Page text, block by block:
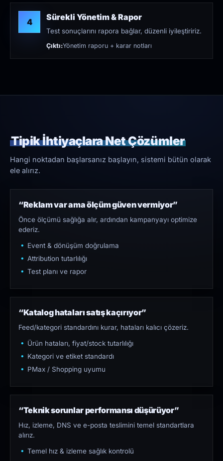
4 Sürekli Yönetim & Rapor
Test sonuçlarını rapora bağlar, düzenli iyileştiririz.
Çıktı:Yönetim raporu + karar notları
Tipik İhtiyaçlara Net Çözümler
Hangi noktadan başlarsanız başlayın, sistemi bütün olarak
ele alırız.
“Reklam var ama ölçüm güven vermiyor”
Önce ölçümü sağlığa alır, ardından kampanyayı optimize
ederiz.
Event & dönüşüm doğrulama
Attribution tutarlılığı
Test planı ve rapor
“Katalog hataları satış kaçırıyor”
Feed/kategori standardını kurar, hataları kalıcı çözeriz.
Ürün hataları, fiyat/stock tutarlılığı
Kategori ve etiket standardı
PMax / Shopping uyumu
“Teknik sorunlar performansı düşürüyor”
Hız, izleme, DNS ve e-posta teslimini temel standartlara
alırız.
Temel hız & izleme sağlık kontrolü